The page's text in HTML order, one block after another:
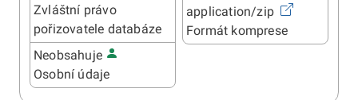
Zvláštní právo
pořizovatele databáze
Neobsahuje
Osobní údaje
application/zip
Formát komprese